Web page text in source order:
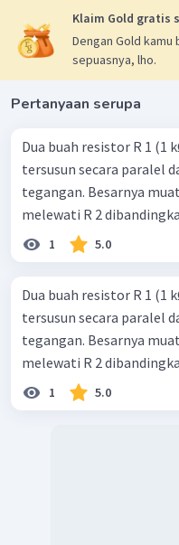
Klaim Gold gratis
Dengan Gold kamu
sepuasnya, lho.
Pertanyaan serupa
Dua buah resistor R 1 (1
tersusun secara paralel
tegangan. Besarnya
melewati R 2
1 5.0
Dua buah resistor R 1 (1
tersusun secara paralel
tegangan. Besarnya
melewati R 2
1 5.0